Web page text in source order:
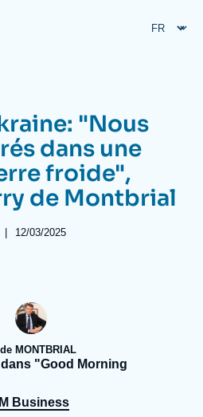
connecter
soutenir
"Nous
dans une
froide",
de Montbrial
| 12/03/2025
MONTBRIAL
"Good Morning
Business